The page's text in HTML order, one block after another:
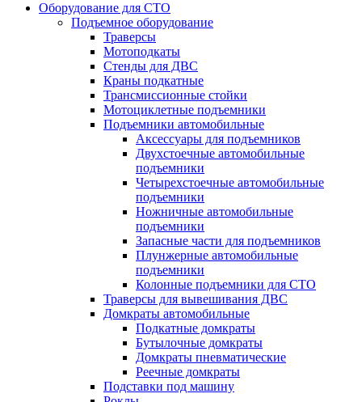
Оборудование для СТО
Подъемное оборудование
Траверсы
Мотоподкаты
Стенды для ДВС
Краны подкатные
Трансмиссионные стойки
Мотоциклетные подъемники
Подъемники автомобильные
Аксессуары для подъемников
Двухстоечные автомобильные
подъемники
Четырехстоечные автомобильные
подъемники
Ножничные автомобильные
подъемники
Запасные части для подъемников
Плунжерные автомобильные
подъемники
Колонные подъемники для СТО
Траверсы для вывешивания ДВС
Домкраты автомобильные
Подкатные домкраты
Бутылочные домкраты
Домкраты пневматические
Реечные домкраты
Подставки под машину